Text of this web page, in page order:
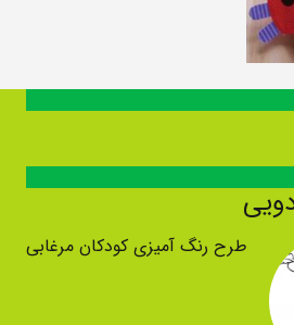
طرح رنگ آمیزی کودکان مرغابی